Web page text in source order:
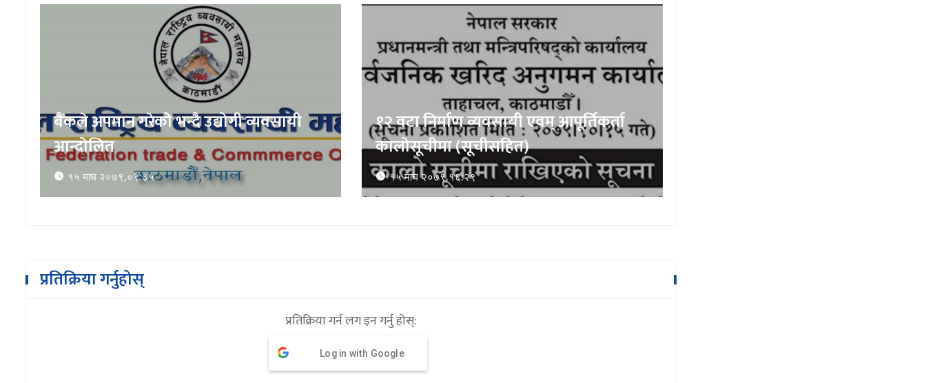
बैंकले अपमान गरेको भन्दै उद्योगी व्यवसायी
आन्दोलित
१५ माघ २०७९,०९:३५
१२ वटा निर्माण व्यवसायी एवम् आपूर्तिकर्ता
कालोसूचीमा (सूचीसहित)
१५ माघ २०७९,१६:२९
प्रतिक्रिया गर्नुहोस्
प्रतिक्रिया गर्न लग इन गर्नु होस्:
Log in with Google